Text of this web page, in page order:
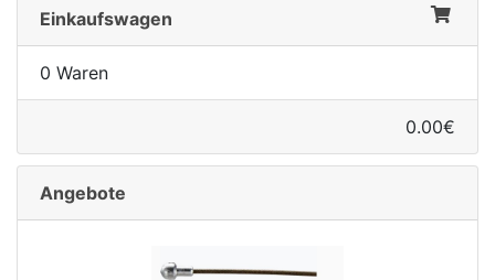
Einkaufswagen
0 Waren
0.00€
Angebote